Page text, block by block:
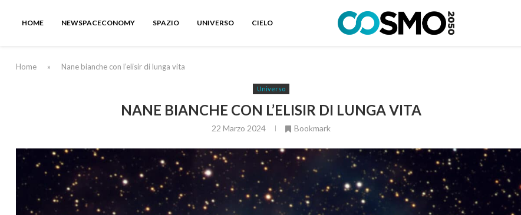
HOME NEWSPACECONOMY SPAZIO UNIVERSO CIELO
Home » Nane bianche con l’elisir di lunga vita
Universo
NANE BIANCHE CON L’ELISIR DI LUNGA VITA
22 Marzo 2024 Bookmark